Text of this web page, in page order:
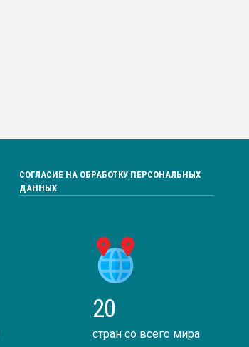
СОГЛАСИЕ НА ОБРАБОТКУ ПЕРСОНАЛЬНЫХ
ДАННЫХ
20
стран со всего мира